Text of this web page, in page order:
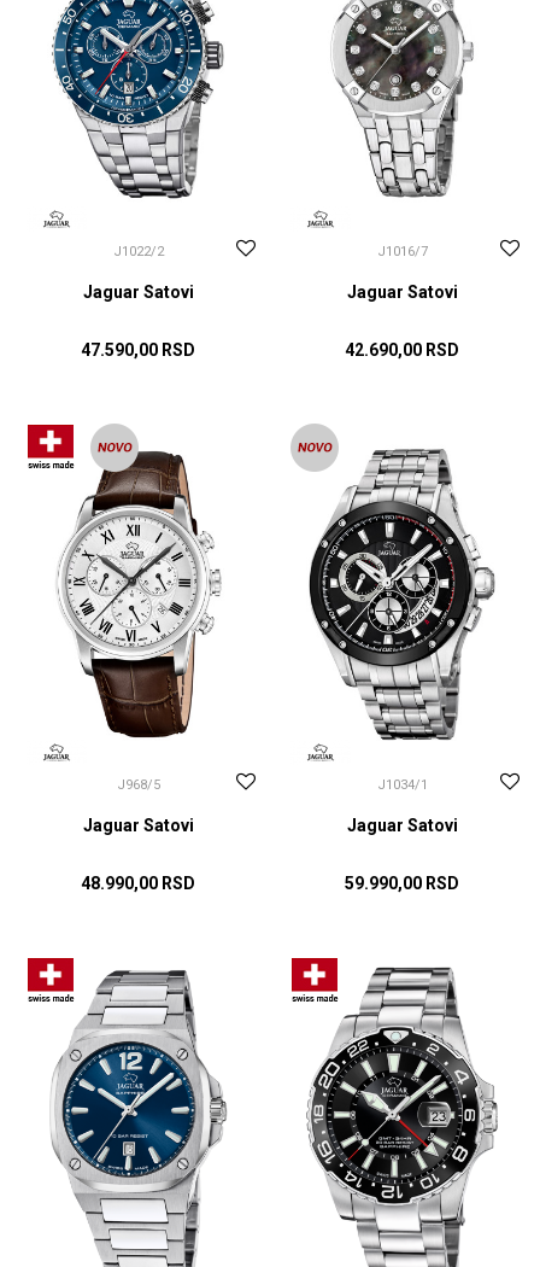
J1022/2
Jaguar Satovi
47.590,00 RSD
DODAJ U KORPU
J1016/7
Jaguar Satovi
42.690,00 RSD
J968/5
Jaguar Satovi
48.990,00 RSD
J1034/1
Jaguar Satovi
59.990,00 RSD
DODAJ U KORPU